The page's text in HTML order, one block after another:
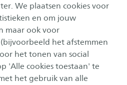
We plaatsen cookies voor
en om jouw
maar ook voor
het afstemmen
het tonen van social
'Alle cookies toestaan' te
het gebruik van alle